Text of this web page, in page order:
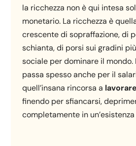
la ricchezza non è qui intesa
monetario. La ricchezza è
crescente di sopraffazione, di
schianta, di porsi sui gradini
sociale per dominare il mondo.
passa spesso anche per il
quell’insana rincorsa a
finendo per sfiancarsi,
completamente in